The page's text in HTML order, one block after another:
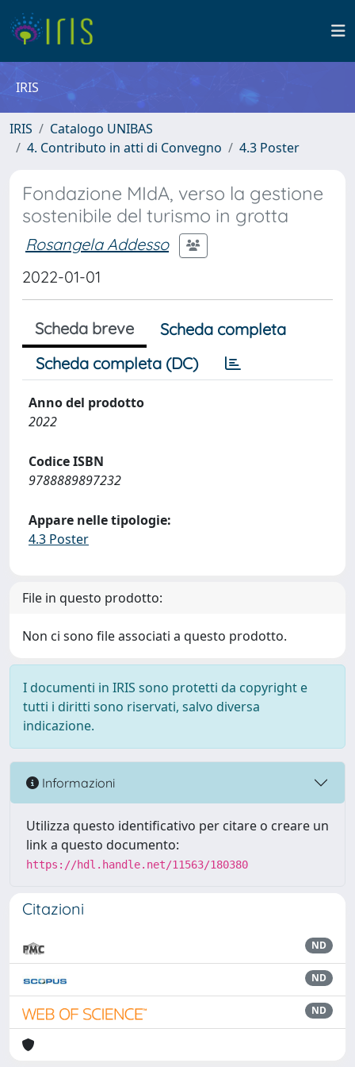
IRIS
IRIS
Catalogo UNIBAS
4. Contributo in atti di Convegno
4.3 Poster
Fondazione MIdA, verso la gestione
sostenibile del turismo in grotta
Rosangela Addesso
2022-01-01
Scheda breve
Scheda completa
Scheda completa (DC)
Anno del prodotto
2022
Codice ISBN
9788889897232
Appare nelle tipologie:
4.3 Poster
File in questo prodotto:
Non ci sono file associati a questo prodotto.
I documenti in IRIS sono protetti da copyright e
tutti i diritti sono riservati, salvo diversa
indicazione.
Informazioni
Utilizza questo identificativo per citare o creare un
link a questo documento:
https://hdl.handle.net/11563/180380
Citazioni
ND
ND
ND